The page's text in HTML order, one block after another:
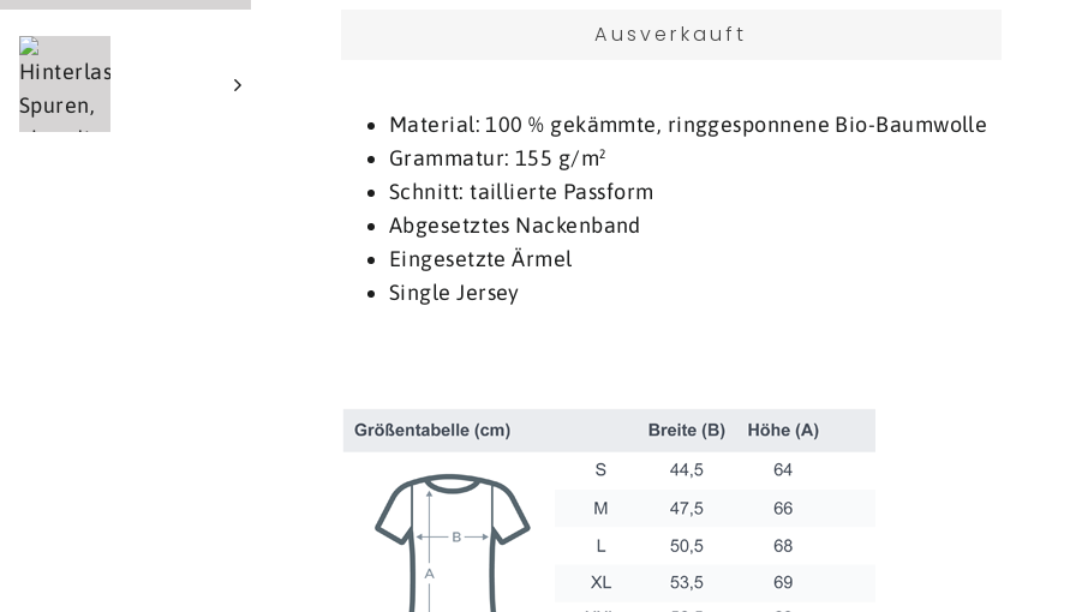
Ausverkauft
Material: 100 % gekämmte, ringgesponnene Bio-Baumwolle
Grammatur: 155 g/m²
Schnitt: taillierte Passform
Abgesetztes Nackenband
Eingesetzte Ärmel
Single Jersey